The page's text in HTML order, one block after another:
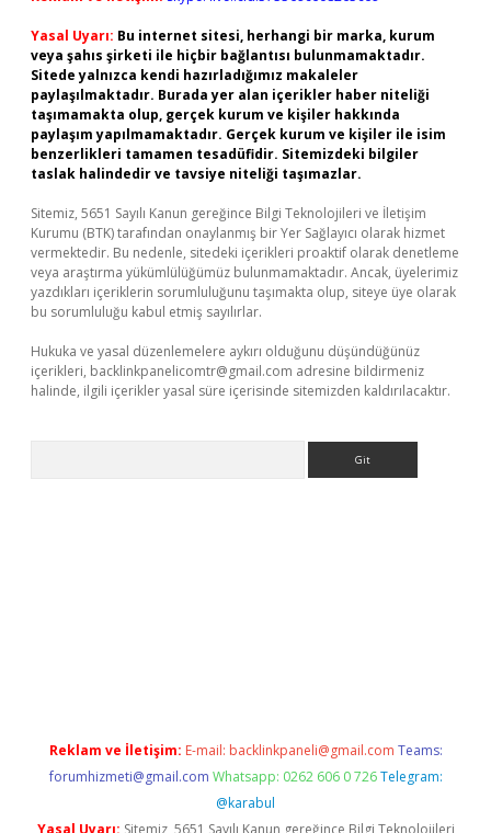
Yasal Uyarı: Bu internet sitesi, herhangi bir marka, kurum
veya şahıs şirketi ile hiçbir bağlantısı bulunmamaktadır.
Sitede yalnızca kendi hazırladığımız makaleler
paylaşılmaktadır. Burada yer alan içerikler haber niteliği
taşımamakta olup, gerçek kurum ve kişiler hakkında
paylaşım yapılmamaktadır. Gerçek kurum ve kişiler ile isim
benzerlikleri tamamen tesadüfidir. Sitemizdeki bilgiler
taslak halindedir ve tavsiye niteliği taşımazlar.
Sitemiz, 5651 Sayılı Kanun gereğince Bilgi Teknolojileri ve İletişim
Kurumu (BTK) tarafından onaylanmış bir Yer Sağlayıcı olarak hizmet
vermektedir. Bu nedenle, sitedeki içerikleri proaktif olarak denetleme
veya araştırma yükümlülüğümüz bulunmamaktadır. Ancak, üyelerimiz
yazdıkları içeriklerin sorumluluğunu taşımakta olup, siteye üye olarak
bu sorumluluğu kabul etmiş sayılırlar.
Hukuka ve yasal düzenlemelere aykırı olduğunu düşündüğünüz
içerikleri, backlinkpanelicomtr@gmail.com adresine bildirmeniz
halinde, ilgili içerikler yasal süre içerisinde sitemizden kaldırılacaktır.
Reklam ve İletişim: E-mail: backlinkpaneli@gmail.com Teams:
forumhizmeti@gmail.com Whatsapp: 0262 606 0 726 Telegram:
@karabul
Yasal Uyarı: Sitemiz, 5651 Sayılı Kanun gereğince Bilgi Teknolojileri